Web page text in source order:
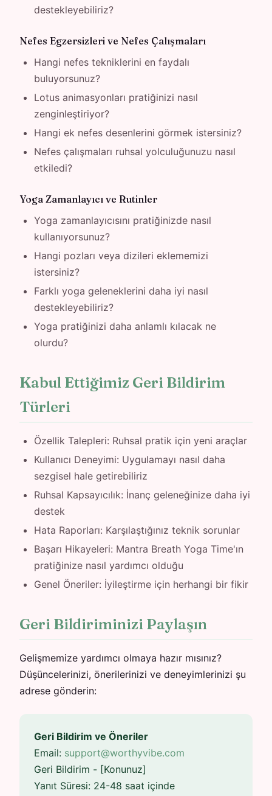
destekleyebiliriz?
Nefes Egzersizleri ve Nefes Çalışmaları
Hangi nefes tekniklerini en faydalı
buluyorsunuz?
Lotus animasyonları pratiğinizi nasıl
zenginleştiriyor?
Hangi ek nefes desenlerini görmek istersiniz?
Nefes çalışmaları ruhsal yolculuğunuzu nasıl
etkiledi?
Yoga Zamanlayıcı ve Rutinler
Yoga zamanlayıcısını pratiğinizde nasıl
kullanıyorsunuz?
Hangi pozları veya dizileri eklememizi
istersiniz?
Farklı yoga geleneklerini daha iyi nasıl
destekleyebiliriz?
Yoga pratiğinizi daha anlamlı kılacak ne
olurdu?
Kabul Ettiğimiz Geri Bildirim
Türleri
Özellik Talepleri: Ruhsal pratik için yeni araçlar
Kullanıcı Deneyimi: Uygulamayı nasıl daha
sezgisel hale getirebiliriz
Ruhsal Kapsayıcılık: İnanç geleneğinize daha iyi
destek
Hata Raporları: Karşılaştığınız teknik sorunlar
Başarı Hikayeleri: Mantra Breath Yoga Time'ın
pratiğinize nasıl yardımcı olduğu
Genel Öneriler: İyileştirme için herhangi bir fikir
Geri Bildiriminizi Paylaşın
Gelişmemize yardımcı olmaya hazır mısınız?
Düşüncelerinizi, önerilerinizi ve deneyimlerinizi şu
adrese gönderin:
Geri Bildirim ve Öneriler
Email: support@worthyvibe.com
Geri Bildirim - [Konunuz]
Yanıt Süresi: 24-48 saat içinde